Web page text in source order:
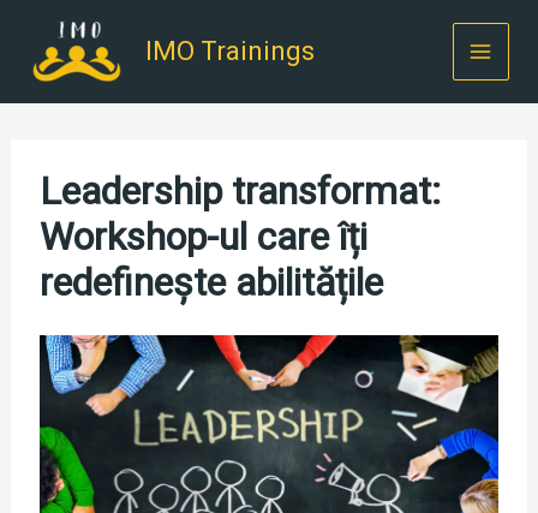
content
IMO Trainings
Leadership transformat:
Workshop-ul care îți
redefinește abilitățile